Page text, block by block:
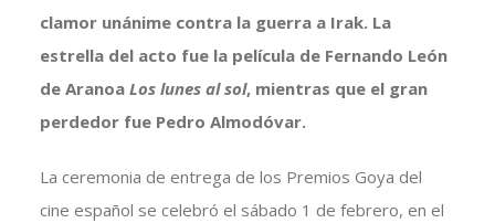
clamor unánime contra la guerra a Irak. La
estrella del acto fue la película de Fernando León
de Aranoa Los lunes al sol, mientras que el gran
perdedor fue Pedro Almodóvar.
La ceremonia de entrega de los Premios Goya del
cine español se celebró el sábado 1 de febrero, en el